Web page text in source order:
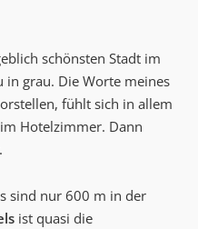
schönsten Stadt im
in grau. Die Worte meines
fühlt sich in allem
Hotelzimmer. Dann
sind nur 600 m in der
ist quasi die